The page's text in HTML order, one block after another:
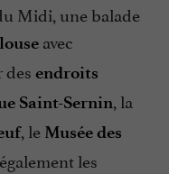
Midi, une balade
avec
endroits
Saint-Sernin, la
, le Musée des
les